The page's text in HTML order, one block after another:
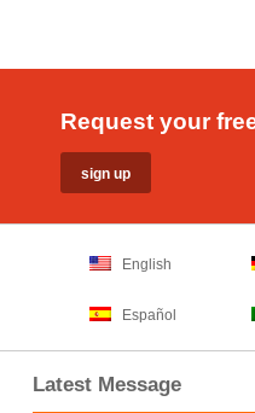
Request your
English
Español
Latest Message